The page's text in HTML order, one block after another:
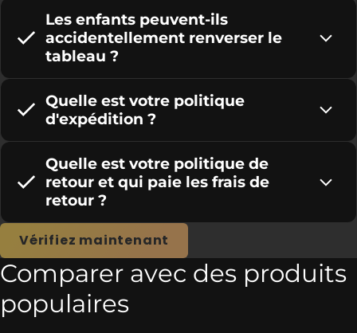
Les enfants peuvent-ils
accidentellement renverser le
tableau ?
Quelle est votre politique
d'expédition ?
Quelle est votre politique de
retour et qui paie les frais de
retour ?
Vérifiez maintenant
Comparer avec des produits
populaires